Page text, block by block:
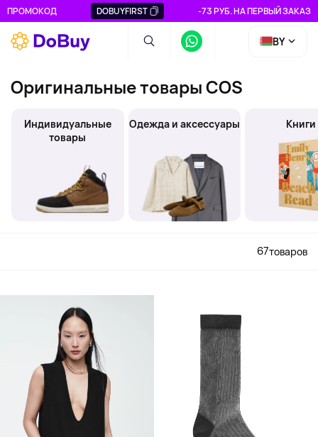
ПРОМОКОД DOBUYFIRST -73 РУБ. НА ПЕРВЫЙ ЗАКАЗ
BY
Оригинальные товары COS
Индивидуальные
товары
Одежда и аксессуары Книги
67товаров